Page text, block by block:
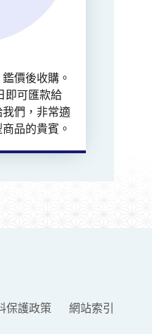
價後收購。
即可匯款給
們，非常適
品的貴賓。
保護政策
網站索引